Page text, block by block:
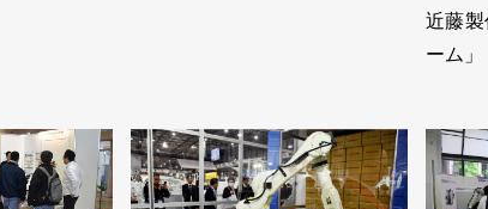
のバーチャル展開催、２月19日まで／ユニバーサルロボ
定トレーニングセンター開設／ユニバーサルロボット
展開催、パートナー企業22社も出展／ユニバーサルロ
近藤
ーム」